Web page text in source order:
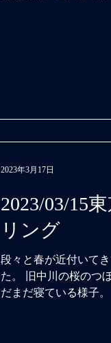
2023/03/15
リング
段々と春が近付いて
た。 旧中川の桜のつ
だまだ寝ている様子
2023年3月17日